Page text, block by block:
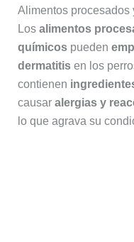
Alimentos procesados
Los alimentos
químicospueden
dermatitisen los
contienen
causar alergias y
lo que agrava su